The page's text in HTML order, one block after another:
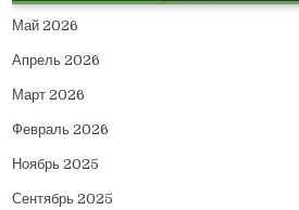
Май 2026
Апрель 2026
Март 2026
Февраль 2026
Ноябрь 2025
Сентябрь 2025